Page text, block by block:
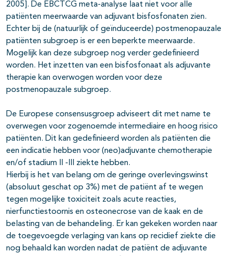
2005]. De EBCTCG meta-analyse laat niet voor alle
patiënten meerwaarde van adjuvant bisfosfonaten zien.
Echter bij de (natuurlijk of geïnduceerde) postmenopauzale
patiënten subgroep is er een beperkte meerwaarde.
Mogelijk kan deze subgroep nog verder gedefinieerd
worden. Het inzetten van een bisfosfonaat als adjuvante
therapie kan overwogen worden voor deze
postmenopauzale subgroep.
De Europese consensusgroep adviseert dit met name te
overwegen voor zogenoemde intermediaire en hoog risico
patiënten. Dit kan gedefinieerd worden als patiënten die
een indicatie hebben voor (neo)adjuvante chemotherapie
en/of stadium II -III ziekte hebben.
Hierbij is het van belang om de geringe overlevingswinst
(absoluut geschat op 3%) met de patiënt af te wegen
tegen mogelijke toxiciteit zoals acute reacties,
nierfunctiestoornis en osteonecrose van de kaak en de
belasting van de behandeling. Er kan gekeken worden naar
de toegevoegde verlaging van kans op recidief ziekte die
nog behaald kan worden nadat de patiënt de adjuvante